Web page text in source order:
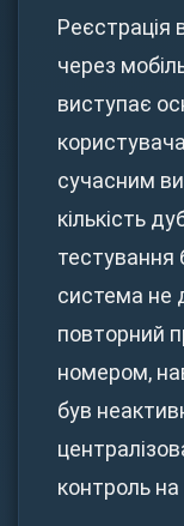
Реєстрація
через
виступає
сучасним
кількість
тестування
система не
повторний
номером,
був
контроль на